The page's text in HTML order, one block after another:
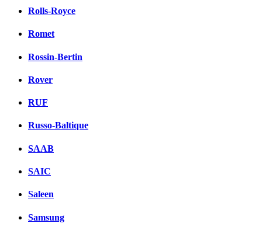
Rolls-Royce
Romet
Rossin-Bertin
Rover
RUF
Russo-Baltique
SAAB
SAIC
Saleen
Samsung